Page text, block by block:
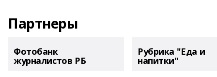
Партнеры
Фотобанк
журналистов РБ
Рубрика "Еда и
напитки"